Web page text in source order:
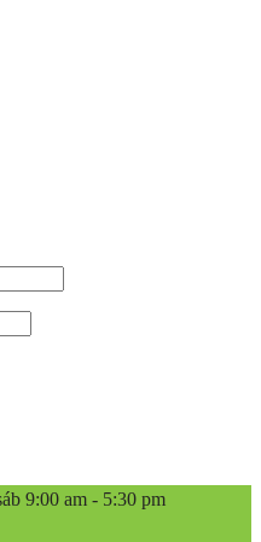
9:00 am - 5:30 pm